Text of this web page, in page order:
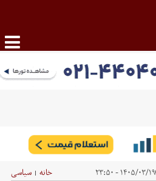
۱۴۰۵/۰۳/۱۹ - ۲۳:۵۰ خانه | سیاسی